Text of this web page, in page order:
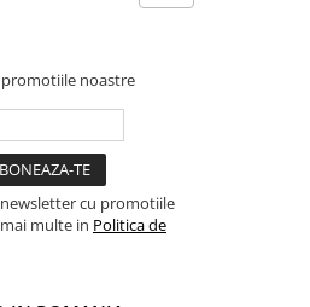
noastre
cu promotiile
multe in Politica de